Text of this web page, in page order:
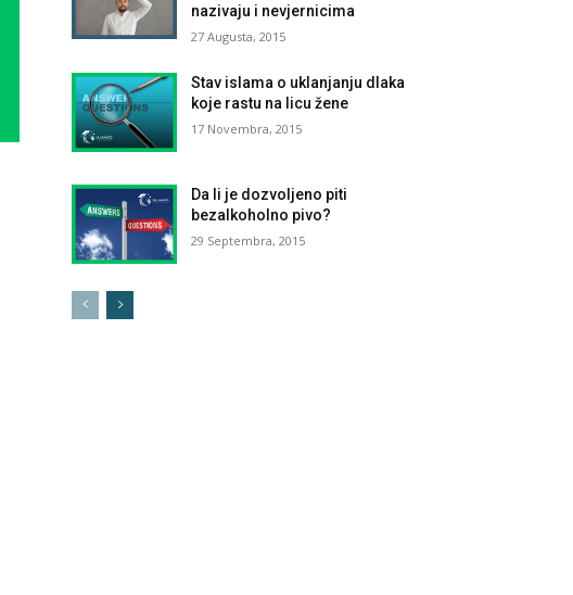
nazivaju i nevjernicima
27 Augusta, 2015
Stav islama o uklanjanju dlaka
koje rastu na licu žene
17 Novembra, 2015
Da li je dozvoljeno piti
bezalkoholno pivo?
29 Septembra, 2015